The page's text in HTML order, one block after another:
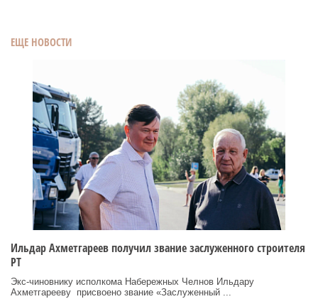
ЕЩЕ НОВОСТИ
Ильдар Ахметгареев получил звание заслуженного строителя
РТ
Экс‑чиновнику исполкома Набережных Челнов Ильдару
Ахметгарееву присвоено звание «Заслуженный ...